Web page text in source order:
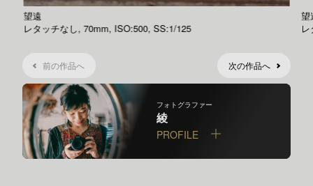
望遠
レタッチなし, 70mm, ISO:500, SS:1/125
望
前の作品へ 次の作品へ
フォトグラファー
綾
PROFILE